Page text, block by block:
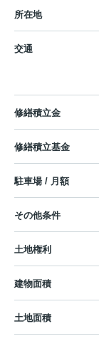
所在地
交通
修繕積立金
修繕積立基金
駐車場 / 月額
その他条件
土地権利
建物面積
土地面積